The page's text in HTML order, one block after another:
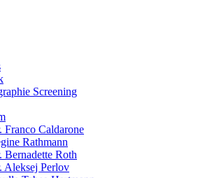
Screening
Franco Caldarone
Rathmann
Bernadette Roth
Aleksej Perlov